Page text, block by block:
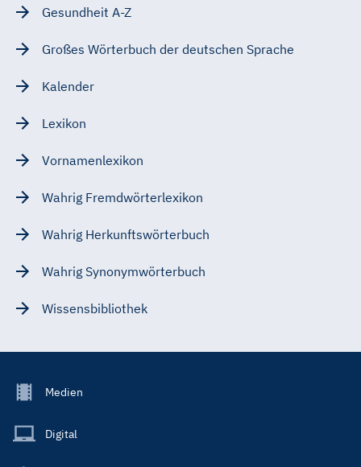
Gesundheit A-Z
Großes Wörterbuch der deutschen Sprache
Kalender
Lexikon
Vornamenlexikon
Wahrig Fremdwörterlexikon
Wahrig Herkunftswörterbuch
Wahrig Synonymwörterbuch
Wissensbibliothek
Footer
Main
Medien
Digital